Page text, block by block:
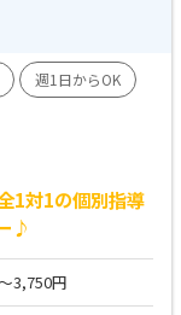
週1日からOK
1対1の個別指導
♪
3,750円